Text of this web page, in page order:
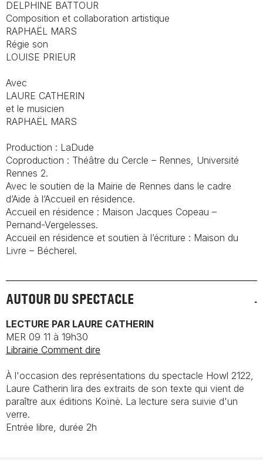
DELPHINE BATTOUR
Composition et collaboration artistique
RAPHAËL MARS
Régie son
LOUISE PRIEUR
Avec
LAURE CATHERIN
et le musicien
RAPHAËL MARS
Production : LaDude
Coproduction : Théâtre du Cercle – Rennes, Université
Rennes 2.
Avec le soutien de la Mairie de Rennes dans le cadre
d’Aide à l’Accueil en résidence.
Accueil en résidence : Maison Jacques Copeau –
Pernand-Vergelesses.
Accueil en résidence et soutien à l’écriture : Maison du
Livre – Bécherel.
AUTOUR DU SPECTACLE
LECTURE PAR LAURE CATHERIN
MER 09 11 à 19h30
Librairie Comment dire
À l'occasion des représentations du spectacle Howl 2122,
Laure Catherin lira des extraits de son texte qui vient de
paraître aux éditions Koïnè. La lecture sera suivie d'un
verre.
Entrée libre, durée 2h